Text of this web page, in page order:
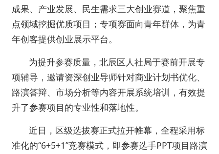
成果、产业发展、民生需求三大创业赛道，聚焦重
点领域挖掘优质项目；专项赛面向青年群体，为青
年创客提供创业展示平台。
为提升参赛质量，北辰区人社局于赛前开展专
项辅导，邀请资深创业导师针对商业计划书优化、
路演答辩、市场分析等内容开展系统培训，有效提
升了参赛项目的专业性和落地性。
近日，区级选拔赛正式拉开帷幕，全程采用标
准化的“6+5+1”竞赛模式，即参赛选手PPT项目路演